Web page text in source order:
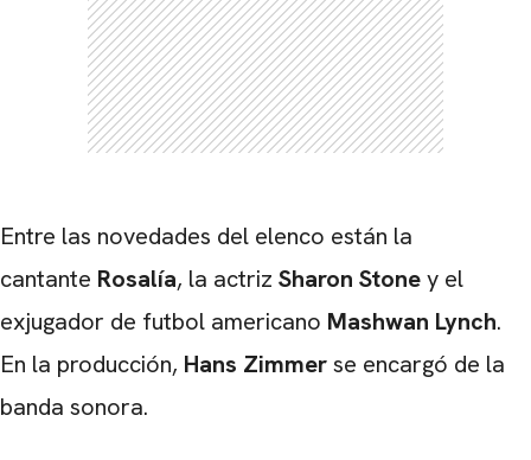
Entre las novedades del elenco están la
cantante Rosalía, la actriz Sharon Stoney el
exjugador de futbol americano Mashwan Lynch.
En la producción, Hans Zimmerse encargó de la
banda sonora.